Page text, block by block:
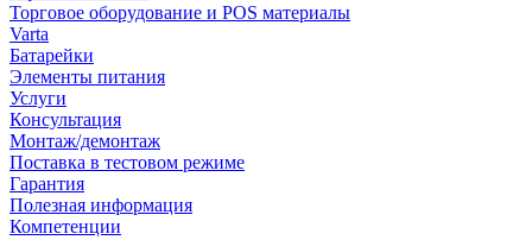
Торговое оборудование и POS материалы
Varta
Батарейки
Элементы питания
Услуги
Консультация
Монтаж/демонтаж
Поставка в тестовом режиме
Гарантия
Полезная информация
Компетенции